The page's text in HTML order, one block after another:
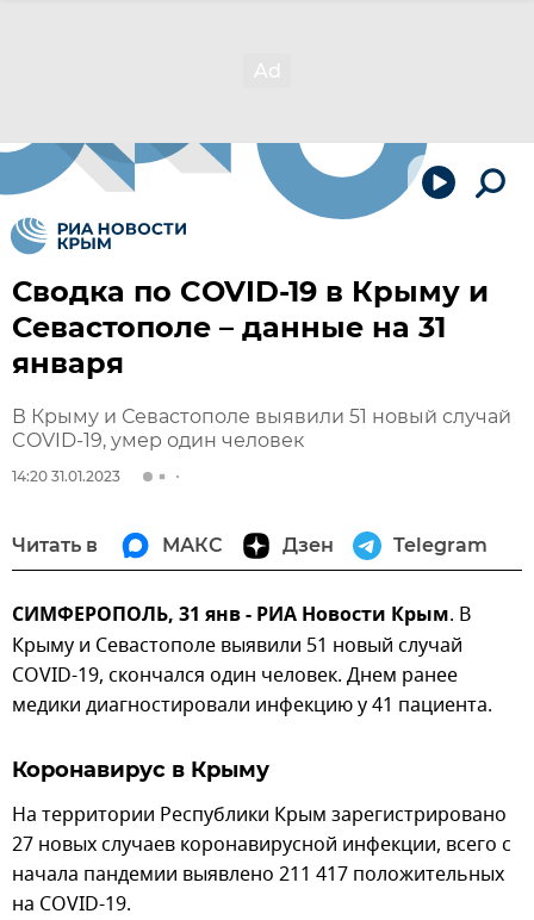
Сводка по COVID-19 в Крыму и
Севастополе – данные на 31
января
В Крыму и Севастополе выявили 51 новый случай
COVID-19, умер один человек
14:20 31.01.2023
Читать в МАКС Дзен Telegram
СИМФЕРОПОЛЬ, 31 янв - РИА Новости Крым. В
Крыму и Севастополе выявили 51 новый случай
COVID-19, скончался один человек. Днем ранее
медики диагностировали инфекцию у 41 пациента.
Коронавирус в Крыму
На территории Республики Крым зарегистрировано
27 новых случаев коронавирусной инфекции, всего с
начала пандемии выявлено 211 417 положительных
на COVID-19.